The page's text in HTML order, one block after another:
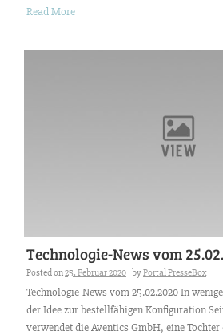
Read More
Technologie-News vom
Posted on25. Februar 2020 byPortal PresseBox
Technologie-News vom 25.02.2020 In
der Idee zur bestellfähigen Konfiguration
verwendet die Aventics GmbH, eine Tochter